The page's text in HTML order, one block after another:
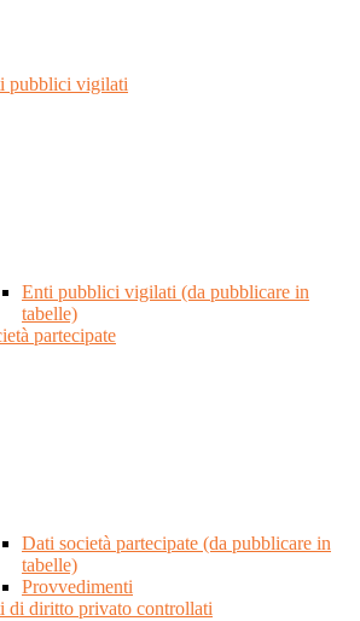
pubblici vigilati
Enti pubblici vigilati (da pubblicare in
tabelle)
partecipate
Dati società partecipate (da pubblicare in
tabelle)
Provvedimenti
di diritto privato controllati